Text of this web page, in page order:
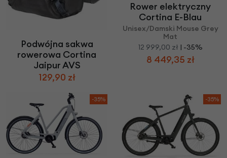
Podwójna sakwa
rowerowa Cortina
Jaipur AVS
129,90 zł
Rower elektryczny
Cortina E-Blau
Unisex/Damski Mouse Grey
Mat
12 999,00 zł | -35%
8 449,35 zł
-35% -35%